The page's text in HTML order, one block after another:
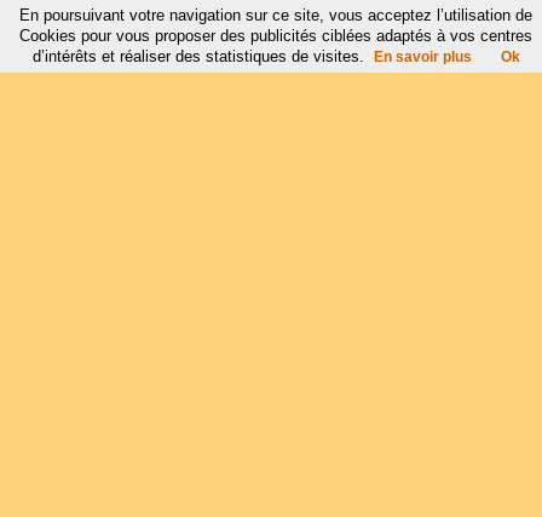
En poursuivant votre navigation sur ce site, vous acceptez l’utilisation de
Cookies pour vous proposer des publicités ciblées adaptés à vos centres
d’intérêts et réaliser des statistiques de visites.
En savoir plus Ok